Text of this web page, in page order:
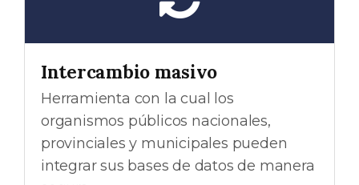
Intercambio masivo
Herramienta con la cual los
organismos públicos nacionales,
provinciales y municipales pueden
integrar sus bases de datos de manera